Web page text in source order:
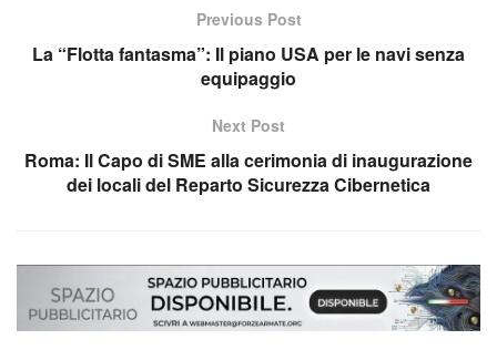
Previous Post
La “Flotta fantasma”: Il piano USA per le navi senza
equipaggio
Next Post
Roma: Il Capo di SME alla cerimonia di inaugurazione
dei locali del Reparto Sicurezza Cibernetica